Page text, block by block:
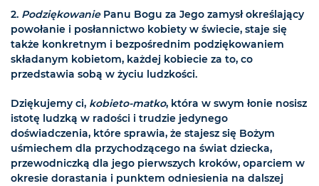
2. PodziękowaniePanu Bogu za Jego zamysł określający
powołanie i posłannictwo kobiety w świecie, staje się
także konkretnym i bezpośrednim podziękowaniem
składanym kobietom, każdej kobiecie za to, co
przedstawia sobą w życiu ludzkości.
Dziękujemy ci, kobieto-matko, która w swym łonie nosisz
istotę ludzką w radości i trudzie jedynego
doświadczenia, które sprawia, że stajesz się Bożym
uśmiechem dla przychodzącego na świat dziecka,
przewodniczką dla jego pierwszych kroków, oparciem w
okresie dorastania i punktem odniesienia na dalszej